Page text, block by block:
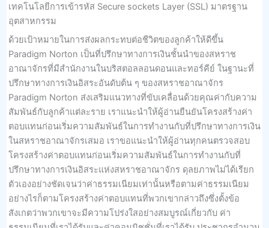
เทคโนโลยีการเข้ารหัส Secure sockets Layer (SSL) มาตรฐาน
อุตสาหกรรม
ด้วยเป้าหมายในการส่งผลกระทบต่อชีวิตของลูกค้าให้ดีขึ้น
Paradigm Norton เป็นที่ปรึกษาทางการเงินชั้นนำของสหราช
อาณาจักรที่มีสำนักงานในบริสตอลลอนดอนและทอร์คีย์ ในฐานะที่
ปรึกษาทางการเงินอิสระอันดับต้น ๆ ของสหราชอาณาจักร
Paradigm Norton ส่งเสริมแนวทางที่ขับเคลื่อนด้วยคุณค่ากับความ
สัมพันธ์กับลูกค้าแต่ละราย เราแนะนำให้ผู้อ่านยืนยันโครงสร้างค่า
ตอบแทนก่อนเริ่มความสัมพันธ์ในการทำงานกับที่ปรึกษาทางการเงิน
ในสหราชอาณาจักรเสมอ เราขอแนะนำให้ผู้อ่านทุกคนตรวจสอบ
โครงสร้างค่าตอบแทนก่อนเริ่มความสัมพันธ์ในการทำงานกับที่
ปรึกษาทางการเงินอิสระแห่งสหราชอาณาจักร ดุลยภาพไม่ได้เรียก
ตัวเองอย่างชัดเจนว่าค่าธรรมเนียมเท่านั้นหรือตามค่าธรรมเนียม
อย่างไรก็ตามโครงสร้างค่าตอบแทนที่พวกเขากล่าวถึงซึ่งตั้งข้อ
สังเกตว่าพวกเขาจะมีความโปร่งใสอย่างสมบูรณ์เกี่ยวกับ ค่า